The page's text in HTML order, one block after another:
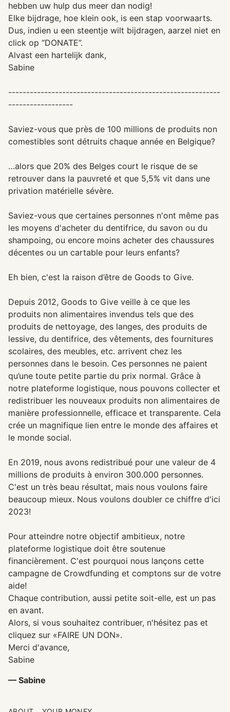
hebben uw hulp dus meer dan nodig!
Elke bijdrage, hoe klein ook, is een stap voorwaarts.
Dus, indien u een steentje wilt bijdragen, aarzel niet en
click op “DONATE”.
Alvast een hartelijk dank,
Sabine
-----------------------------------------------------------
------------------
Saviez-vous que près de 100 millions de produits non
comestibles sont détruits chaque année en Belgique?
…alors que 20% des Belges court le risque de se
retrouver dans la pauvreté et que 5,5% vit dans une
privation matérielle sévère.
Saviez-vous que certaines personnes n'ont même pas
les moyens d'acheter du dentifrice, du savon ou du
shampoing, ou encore moins acheter des chaussures
décentes ou un cartable pour leurs enfants?
Eh bien, c'est la raison d’être de Goods to Give.
Depuis 2012, Goods to Give veille à ce que les
produits non alimentaires invendus tels que des
produits de nettoyage, des langes, des produits de
lessive, du dentifrice, des vêtements, des fournitures
scolaires, des meubles, etc. arrivent chez les
personnes dans le besoin. Ces personnes ne paient
qu’une toute petite partie du prix normal. Grâce à
notre plateforme logistique, nous pouvons collecter et
redistribuer les nouveaux produits non alimentaires de
manière professionnelle, efficace et transparente. Cela
crée un magnifique lien entre le monde des affaires et
le monde social.
En 2019, nous avons redistribué pour une valeur de 4
millions de produits à environ 300.000 personnes.
C'est un très beau résultat, mais nous voulons faire
beaucoup mieux. Nous voulons doubler ce chiffre d'ici
2023!
Pour atteindre notre objectif ambitieux, notre
plateforme logistique doit être soutenue
financièrement. C'est pourquoi nous lançons cette
campagne de Crowdfunding et comptons sur de votre
aide!
Chaque contribution, aussi petite soit-elle, est un pas
en avant.
Alors, si vous souhaitez contribuer, n'hésitez pas et
cliquez sur «FAIRE UN DON».
Merci d'avance,
Sabine
— Sabine